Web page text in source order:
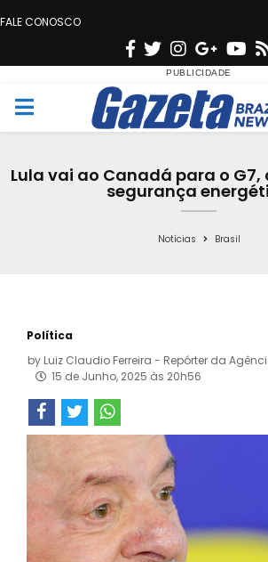
FALE CONOSCO
F
c
e
o
T
w
i
t
e
n
s
t
g
r
a
G
o
o
g
e
Y
u
t
b
M
Lula vai ao Canadá para o
segurança
Notícias Brasil
Política
by Luiz Claudio Ferreira - Repórter da
15 de Junho, 2025 às 20h56